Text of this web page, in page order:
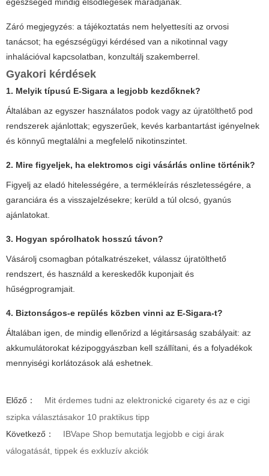
Záró megjegyzés: a tájékoztatás nem helyettesíti az orvosi
tanácsot; ha egészségügyi kérdésed van a nikotinnal vagy
inhalációval kapcsolatban, konzultálj szakemberrel.
Gyakori kérdések
1. Melyik típusú E-Sigara a legjobb kezdőknek?
Általában az egyszer használatos podok vagy az újratölthető pod
rendszerek ajánlottak; egyszerűek, kevés karbantartást igényelnek
és könnyű megtalálni a megfelelő nikotinszintet.
2. Mire figyeljek, ha elektromos cigi vásárlás online történik?
Figyelj az eladó hitelességére, a termékleírás részletességére, a
garanciára és a visszajelzésekre; kerüld a túl olcsó, gyanús
ajánlatokat.
3. Hogyan spórolhatok hosszú távon?
Vásárolj csomagban pótalkatrészeket, válassz újratölthető
rendszert, és használd a kereskedők kuponjait és
hűségprogramjait.
4. Biztonságos-e repülés közben vinni az E-Sigara-t?
Általában igen, de mindig ellenőrizd a légitársaság szabályait: az
akkumulátorokat kézipoggyászban kell szállítani, és a folyadékok
mennyiségi korlátozások alá eshetnek.
Előző：
Mit érdemes tudni az elektronické cigarety és az e cigi
szipka választásakor 10 praktikus tipp
Következő：
IBVape Shop bemutatja legjobb e cigi árak
válogatását, tippek és exkluzív akciók